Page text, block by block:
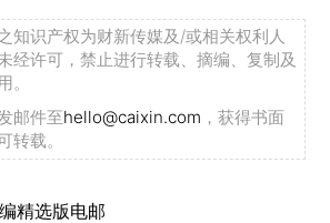
知识产权为财新传媒及/或相关权利人
经许可，禁止进行转载、摘编、复制及
。
邮件至hello@caixin.com ，获得书面
转载。
精选版电邮